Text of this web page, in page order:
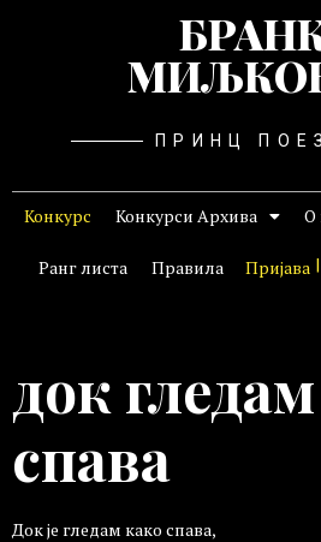
ПРИНЦ
Конкурс Конкурси Архива О
Ранг листа Правила Пријава
док
спава
Док је гледам како спава,